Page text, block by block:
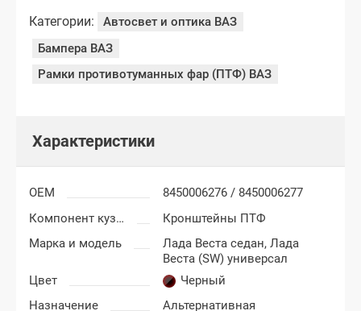
Категории:
Автосвет и оптика ВАЗ
Бампера ВАЗ
Рамки противотуманных фар (ПТФ) ВАЗ
Характеристики
OEM
8450006276 / 8450006277
Компонент кузова
Кронштейны ПТФ
Марка и модель
Лада Веста седан,Лада
Веста (SW) универсал
Цвет
Черный
Назначение
Альтернативная